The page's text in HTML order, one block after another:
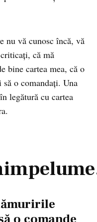
nu vă cunosc încă, vă
că mă
bine cartea mea, că o
o comandați. Una
legătură cu cartea
o comande